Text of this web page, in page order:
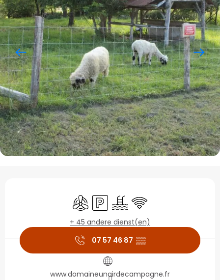
Openingstijden en
Met aircoParkeerplaats
Zwembad
Wifi
+ 45 andere dienst(en)
07 57 46 87 ▒▒
www.domaineunairdecampagne.fr